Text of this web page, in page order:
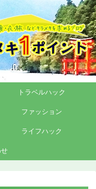
トラベルハック
ファッション
ライフハック